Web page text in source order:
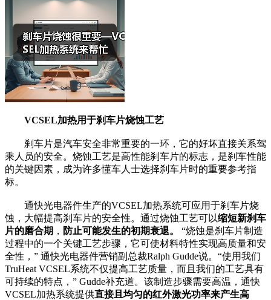
VCSEL加热用于刹车片烧蚀工艺
刹车片是汽车安全非常重要的一环，它的好坏直接关系驾
乘人员的安全。烧蚀工艺是高性能刹车片的标志，是刹车性能
的关键因素，成为许多懂车人士选择刹车片时的重要参考指
标。
通快光电器件生产的VCSEL加热系统可应用于刹车片烧
蚀，大幅提高刹车片的安全性。通过烧蚀工艺可以缩短新刹车
片的磨合期 ， 防止可能发生的初期衰退。
“烧蚀是刹车片制造
过程中的一个关键工艺步骤，它可使材料特性实现高质量和安
全性，” 通快光电器件营销副总裁Ralph Gudde说。“使用我们
TruHeat VCSEL系统不仅提高工艺质量，而且我们的工艺具有
可持续的特点，” Gudde补充道。该制造步骤需要高温，通快
VCSEL加热系统提供直接且均匀的红外激光功率来产生高